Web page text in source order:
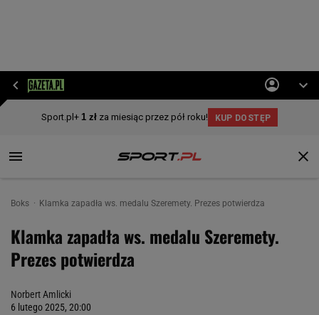
Boks Klamka zapadła ws. medalu Szeremety. Prezes potwierdza
Klamka zapadła ws. medalu Szeremety.
Prezes potwierdza
Norbert Amlicki
6 lutego 2025, 20:00